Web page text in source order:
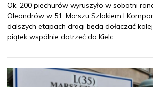
Ok. 200 piechurów wyruszyło w sobotni
Oleandrów w 51. Marszu Szlakiem I
dalszych etapach drogi będą dołączać
piątek wspólnie dotrzeć do Kielc.